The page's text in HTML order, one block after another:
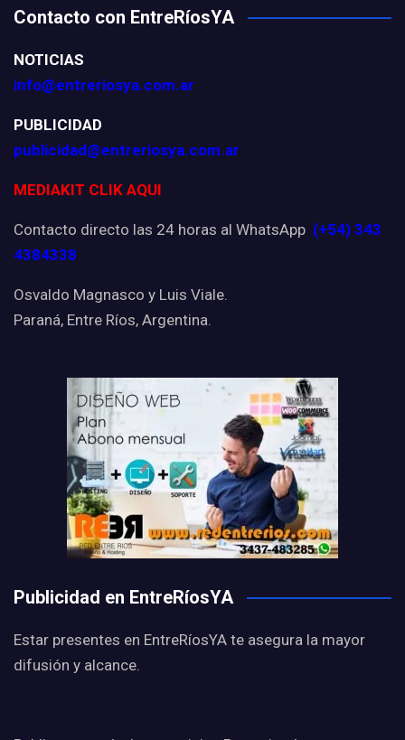
Contacto con EntreRíosYA
NOTICIAS
info@entreriosya.com.ar
PUBLICIDAD
publicidad@entreriosya.com.ar
MEDIAKIT CLIK AQUI
Contacto directo las 24 horas al WhatsApp (+54) 343
4384338
Osvaldo Magnasco y Luis Viale.
Paraná, Entre Ríos, Argentina.
Publicidad en EntreRíosYA
Estar presentes en EntreRíosYA te asegura la mayor
difusión y alcance.